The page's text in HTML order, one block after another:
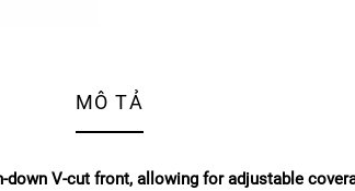
MÔ TẢ
V-cut front, allowing for adjustable